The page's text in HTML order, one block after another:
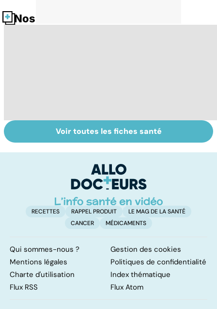
Nos fiches santé
HPV : tout savoir
sur les
Le TDAH, un
trouble de
ou sans
hyperactivité
Voir toutes les fiches santé
RECETTES RAPPEL PRODUIT
LE MAG DE LA SANTÉ
CANCER
MÉDICAMENTS
Qui sommes-nous ?
Gestion des cookies
Mentions légales
Politiques de confidentialité
Charte d'utilisation
Index thématique
Flux RSS
Flux Atom